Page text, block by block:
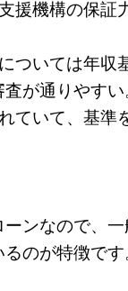
機構の保証
いては年収
が通りやすい
ていて、基準
ンなので、
のが特徴です